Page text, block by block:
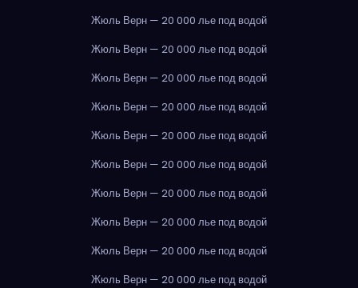
Жюль Верн — 20 000 лье под водой
Жюль Верн — 20 000 лье под водой
Жюль Верн — 20 000 лье под водой
Жюль Верн — 20 000 лье под водой
Жюль Верн — 20 000 лье под водой
Жюль Верн — 20 000 лье под водой
Жюль Верн — 20 000 лье под водой
Жюль Верн — 20 000 лье под водой
Жюль Верн — 20 000 лье под водой
Жюль Верн — 20 000 лье под водой